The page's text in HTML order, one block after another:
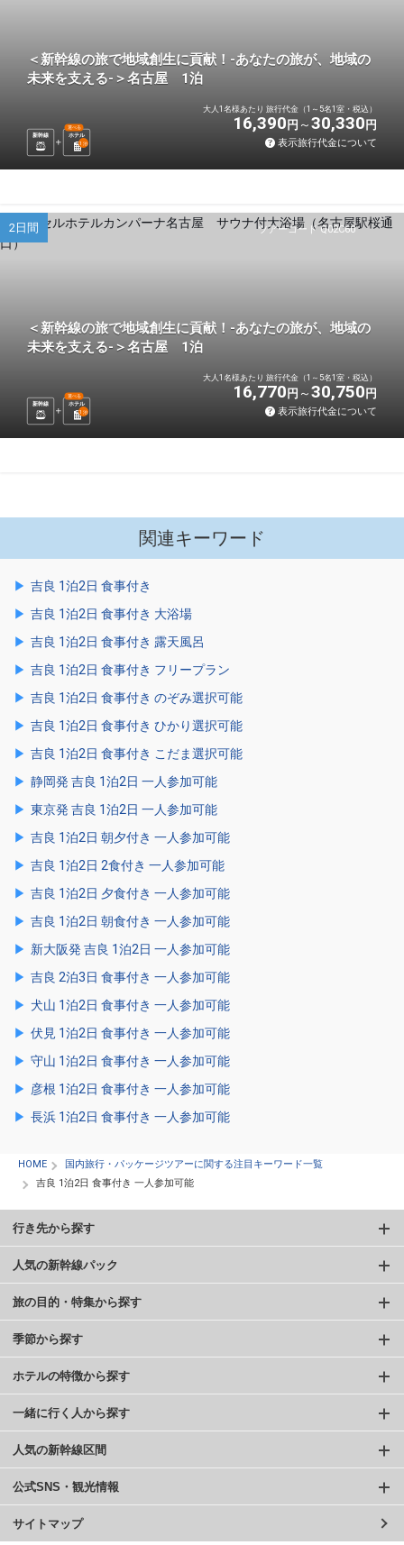
＜新幹線の旅で地域創生に貢献！-あなたの旅が、地域の
未来を支える-＞名古屋 1泊
新幹線 ホテル
選べる
1 泊
大人1名様あたり 旅行代金（1～5名1室・税込）
16,390 円 30,330 円
表示旅行代金について
ツアーコード Q02C60
2日間
＜新幹線の旅で地域創生に貢献！-あなたの旅が、地域の
未来を支える-＞名古屋 1泊
新幹線 ホテル
選べる
1 泊
大人1名様あたり 旅行代金（1～5名1室・税込）
16,770 円 30,750 円
表示旅行代金について
関連キーワード
吉良 1泊2日 食事付き
吉良 1泊2日 食事付き 大浴場
吉良 1泊2日 食事付き 露天風呂
吉良 1泊2日 食事付き フリープラン
吉良 1泊2日 食事付き のぞみ選択可能
吉良 1泊2日 食事付き ひかり選択可能
吉良 1泊2日 食事付き こだま選択可能
静岡発 吉良 1泊2日 一人参加可能
東京発 吉良 1泊2日 一人参加可能
吉良 1泊2日 朝夕付き 一人参加可能
吉良 1泊2日 2食付き 一人参加可能
吉良 1泊2日 夕食付き 一人参加可能
吉良 1泊2日 朝食付き 一人参加可能
新大阪発 吉良 1泊2日 一人参加可能
吉良 2泊3日 食事付き 一人参加可能
犬山 1泊2日 食事付き 一人参加可能
伏見 1泊2日 食事付き 一人参加可能
守山 1泊2日 食事付き 一人参加可能
彦根 1泊2日 食事付き 一人参加可能
長浜 1泊2日 食事付き 一人参加可能
HOME
国内旅行・パッケージツアーに関する注目キーワード一覧
吉良 1泊2日 食事付き 一人参加可能
行き先から探す
人気の新幹線パック
旅の目的・特集から探す
季節から探す
ホテルの特徴から探す
一緒に行く人から探す
人気の新幹線区間
公式SNS・観光情報
サイトマップ